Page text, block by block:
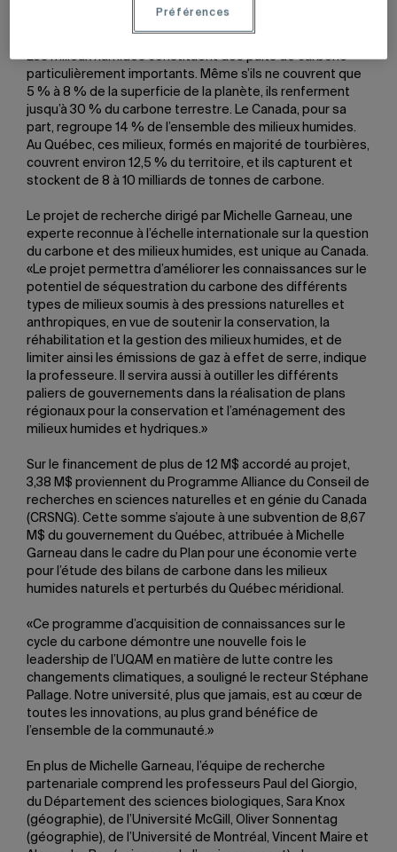
Les milieux humides constituent des puits de carbone
particulièrement importants. Même s’ils ne couvrent que
5 % à 8 % de la superficie de la planète, ils renferment
jusqu’à 30 % du carbone terrestre. Le Canada, pour sa
part, regroupe 14 % de l’ensemble des milieux humides.
Au Québec, ces milieux, formés en majorité de tourbières,
couvrent environ 12,5 % du territoire, et ils capturent et
stockent de 8 à 10 milliards de tonnes de carbone.
Le projet de recherche dirigé par Michelle Garneau, une
experte reconnue à l’échelle internationale sur la question
du carbone et des milieux humides, est unique au Canada.
«Le projet permettra d’améliorer les connaissances sur le
potentiel de séquestration du carbone des différents
types de milieux soumis à des pressions naturelles et
anthropiques, en vue de soutenir la conservation, la
réhabilitation et la gestion des milieux humides, et de
limiter ainsi les émissions de gaz à effet de serre, indique
la professeure. Il servira aussi à outiller les différents
paliers de gouvernements dans la réalisation de plans
régionaux pour la conservation et l’aménagement des
milieux humides et hydriques.»
Sur le financement de plus de 12 M$ accordé au projet,
3,38 M$ proviennent du Programme Alliance du Conseil de
recherches en sciences naturelles et en génie du Canada
(CRSNG). Cette somme s’ajoute à une subvention de 8,67
M$ du gouvernement du Québec, attribuée à Michelle
Garneau dans le cadre du Plan pour une économie verte
pour l’étude des bilans de carbone dans les milieux
humides naturels et perturbés du Québec méridional.
«Ce programme d’acquisition de connaissances sur le
cycle du carbone démontre une nouvelle fois le
leadership de l’UQAM en matière de lutte contre les
changements climatiques, a souligné le recteur Stéphane
Pallage. Notre université, plus que jamais, est au cœur de
toutes les innovations, au plus grand bénéfice de
l’ensemble de la communauté.»
En plus de Michelle Garneau, l’équipe de recherche
partenariale comprend les professeurs Paul del Giorgio,
du Département des sciences biologiques, Sara Knox
(géographie), de l’Université McGill, Oliver Sonnentag
(géographie), de l’Université de Montréal, Vincent Maire et
Préférences